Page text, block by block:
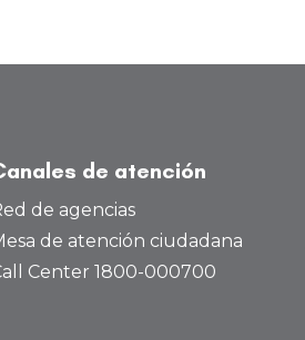
de atención
de agencias
de atención ciudadana
Center 1800-000700